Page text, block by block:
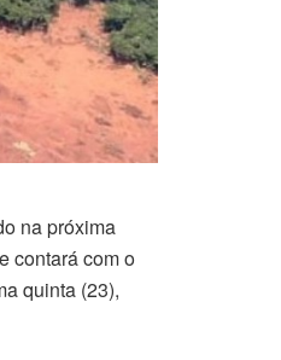
na próxima
contará com o
quinta (23),